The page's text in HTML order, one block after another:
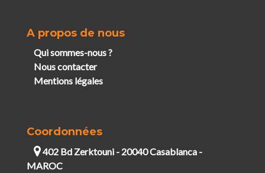
A propos de nous
Qui sommes-nous ?
Nous contacter
Mentions légales
Coordonnées
402 Bd Zerktouni - 20040 Casablanca -
MAROC